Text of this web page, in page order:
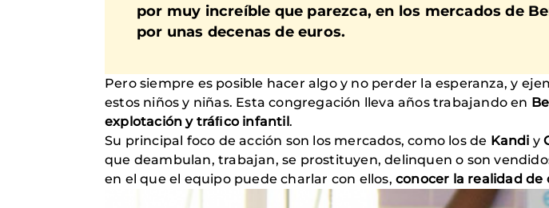
por muy increíble que parezca, en los mercados de
por unas decenas de euros.
Pero siempre es posible hacer algo y no perder la esperanza, y
estos niños y niñas. Esta congregación lleva años trabajando en
explotación y tráﬁco infantil.
Su principal foco de acción son los mercados, como los de Kandi y
que deambulan, trabajan, se prostituyen, delinquen o son
en el que el equipo puede charlar con ellos,conocer la realidad de